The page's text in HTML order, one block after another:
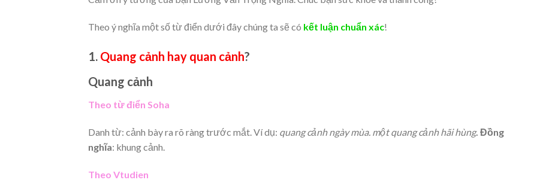
Theo ý nghĩa một số từ điển dưới đây chúng ta sẽ có kết luận chuẩn xác!
1. Quang cảnh hay quan cảnh?
Quang cảnh
Theo từ điển Soha
Danh từ: cảnh bày ra rõ ràng trước mắt. Ví dụ: quang cảnh ngày mùa. một quang cảnh hãi hùng. Đồng
nghĩa: khung cảnh.
Theo Vtudien